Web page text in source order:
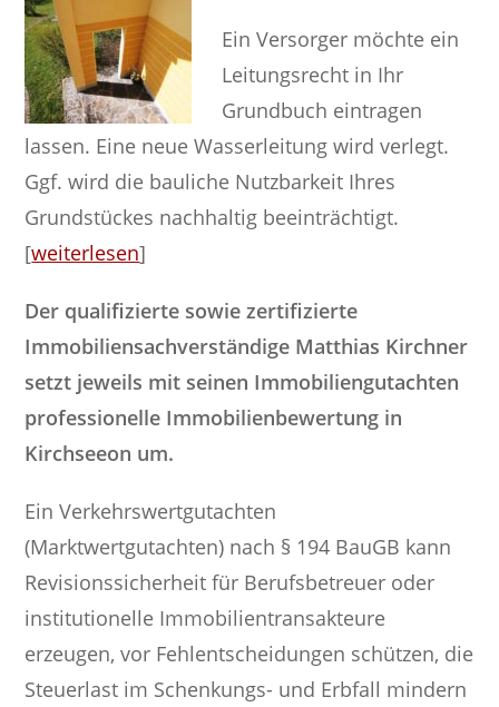
Ein Versorger möchte ein
Leitungsrecht in Ihr
Grundbuch eintragen
lassen. Eine neue Wasserleitung wird verlegt.
Ggf. wird die bauliche Nutzbarkeit Ihres
Grundstückes nachhaltig beeinträchtigt.
[weiterlesen]
Der qualifizierte sowie zertifizierte
Immobiliensachverständige Matthias Kirchner
setzt jeweils mit seinen Immobiliengutachten
professionelle Immobilienbewertung in
Kirchseeon um.
Ein Verkehrswertgutachten
(Marktwertgutachten) nach § 194 BauGB kann
Revisionssicherheit für Berufsbetreuer oder
institutionelle Immobilientransakteure
erzeugen, vor Fehlentscheidungen schützen, die
Steuerlast im Schenkungs- und Erbfall mindern